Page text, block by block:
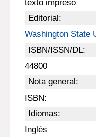
texto impreso
Editorial:
Washington State
ISBN/ISSN/DL:
44800
Nota general:
ISBN:
Idiomas:
Inglés